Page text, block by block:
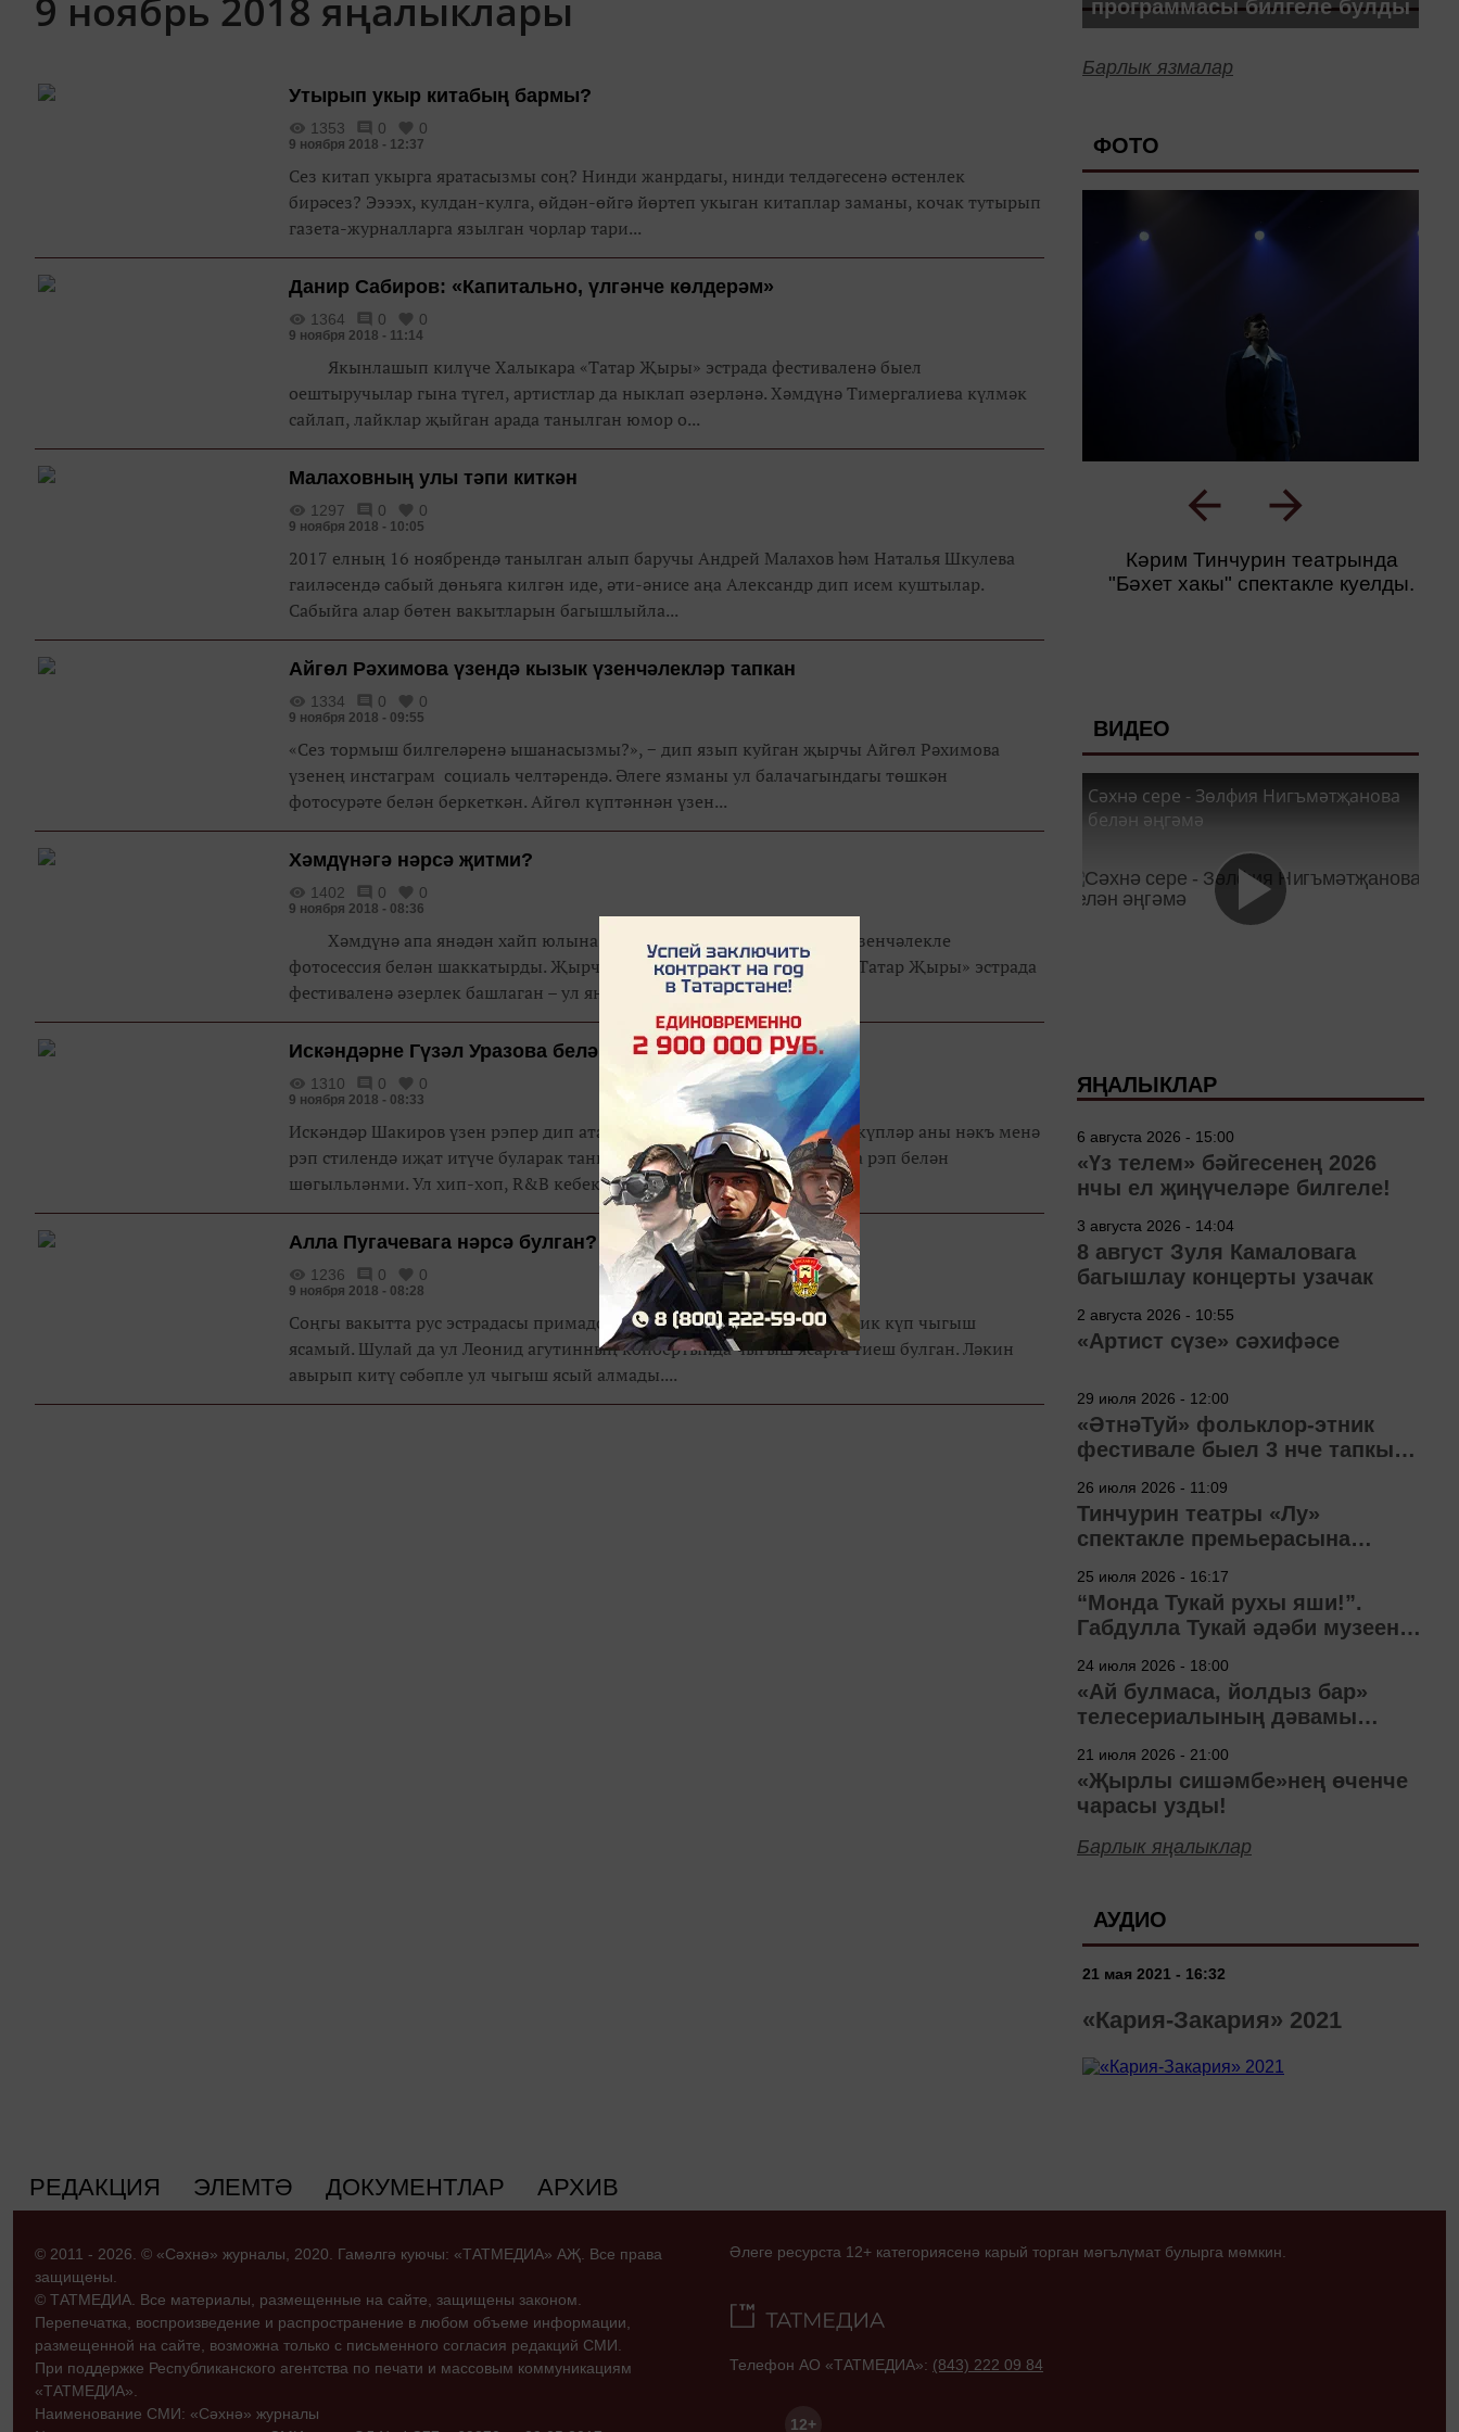
9 ноябрь 2018 яңалыклары
Утырып укыр китабың бармы?
1353 0 0
9 ноября 2018 - 12:37
Сез китап укырга яратасызмы соң? Нинди жанрдагы, нинди телдәгесенә өстенлек
бирәсез? Ээээх, кулдан-кулга, өйдән-өйгә йөртеп укыган китаплар заманы, кочак тутырып
газета-журналларга язылган чорлар тари...
Данир Сабиров: «Капитально, үлгәнче көлдерәм»
1364 0 0
9 ноября 2018 - 11:14
Якынлашып килүче Халыкара «Татар Җыры» эстрада фестиваленә быел
оештыручылар гына түгел, артистлар да ныклап әзерләнә. Хәмдүнә Тимергалиева күлмәк
сайлап, лайклар җыйган арада танылган юмор о...
Малаховның улы тәпи киткән
1297 0 0
9 ноября 2018 - 10:05
2017 елның 16 ноябрендә танылган алып баручы Андрей Малахов һәм Наталья Шкулева
гаиләсендә сабый дөньяга килгән иде, әти-әнисе аңа Александр дип исем куштылар.
Сабыйга алар бөтен вакытларын багышлыйла...
Айгөл Рәхимова үзендә кызык үзенчәлекләр тапкан
1334 0 0
9 ноября 2018 - 09:55
«Сез тормыш билгеләренә ышанасызмы?», − дип язып куйган җырчы Айгөл Рәхимова
үзенең инстаграм социаль челтәрендә. Әлеге язманы ул балачагындагы төшкән
фотосурәте белән беркеткән. Айгөл күптәннән үзен...
Хәмдүнәгә нәрсә җитми?
1402 0 0
9 ноября 2018 - 08:36
Хәмдүнә апа янәдән хайп юлына баскан. Әле күптән түгел генә үзенчәлекле
фотосессия белән шаккатырды. Җырчы декабрьдә узачак Халыкара «Татар Җыры» эстрада
фестиваленә әзерлек башлаган – ул яңа...
Искәндәрне Гүзәл Уразова белән нәрсә бәйли ?
1310 0 0
9 ноября 2018 - 08:33
Искәндәр Шакиров үзен рэпер дип атаганын яратып бетерми. Ләкин күпләр аны нәкъ менә
рэп стилендә иҗат итүче буларак танып беләләр. Искәндәр чынлыкта рэп белән
шөгыльләнми. Ул хип-хоп, R&B кебек жанрла...
Алла Пугачевага нәрсә булган?
1236 0 0
9 ноября 2018 - 08:28
Соңгы вакытта рус эстрадасы примадоннасы Алла Пугачева сәхнәдә бик күп чыгыш
ясамый. Шулай да ул Леонид агутинның конөертында чыгыш ясарга тиеш булган. Ләкин
авырып китү сәбәпле ул чыгыш ясый алмады....
программасы билгеле булды
Барлык язмалар
ФОТО
Кәрим Тинчурин театрында
"Бәхет хакы" спектакле куелды.
ВИДЕО
Сәхнә сере - Зөлфия Нигъмәтҗанова
белән әңгәмә
ЯҢАЛЫКЛАР
6 августа 2026 - 15:00
«Үз телем» бәйгесенең 2026
нчы ел җиңүчеләре билгеле!
3 августа 2026 - 14:04
8 август Зуля Камаловага
багышлау концерты узачак
2 августа 2026 - 10:55
«Артист сүзе» сәхифәсе
29 июля 2026 - 12:00
«ӘтнәТуй» фольклор-этник
фестивале быел 3 нче тапкыр
26 июля 2026 - 11:09
Тинчурин театры «Лу»
спектакле премьерасына
25 июля 2026 - 16:17
“Монда Тукай рухы яши!”.
Габдулла Тукай әдәби музеена
24 июля 2026 - 18:00
«Ай булмаса, йолдыз бар»
телесериалының дәвамы
21 июля 2026 - 21:00
«Җырлы сишәмбе»нең өченче
чарасы узды!
Барлык яңалыклар
АУДИО
21 мая 2021 - 16:32
«Кария-Закария» 2021
РЕДАКЦИЯ ЭЛЕМТӘ ДОКУМЕНТЛАР АРХИВ
© 2011 - 2026. © «Сәхнә» журналы, 2020. Гамәлгә куючы: «ТАТМЕДИА» АҖ. Все права
защищены.
© ТАТМЕДИА. Все материалы, размещенные на сайте, защищены законом.
Перепечатка, воспроизведение и распространение в любом объеме информации,
размещенной на сайте, возможна только с письменного согласия редакций СМИ.
При поддержке Республиканского агентства по печати и массовым коммуникациям
«ТАТМЕДИА».
Наименование СМИ: «Сәхнә» журналы
Әлеге ресурста 12+ категориясенә карый торган мәгълүмат булырга мөмкин.
Телефон АО «ТАТМЕДИА»: (843) 222 09 84
12+